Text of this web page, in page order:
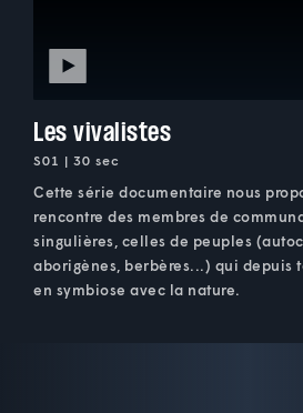
Les vivalistes
S01 | 30 sec
Cette série documentaire nous
rencontre des membres de
singulières, celles de peuples
aborigènes, berbères...) qui depuis
en symbiose avec la nature.